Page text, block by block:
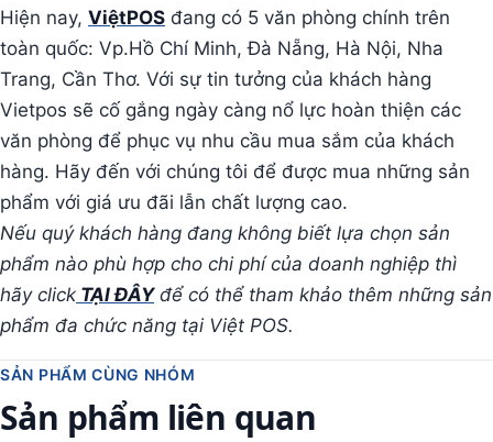
Hiện nay, ViệtPOS đang có 5 văn phòng chính trên
toàn quốc: Vp.Hồ Chí Minh, Đà Nẵng, Hà Nội, Nha
Trang, Cần Thơ. Với sự tin tưởng của khách hàng
Vietpos sẽ cố gắng ngày càng nổ lực hoàn thiện các
văn phòng để phục vụ nhu cầu mua sắm của khách
hàng. Hãy đến với chúng tôi để được mua những sản
phẩm với giá ưu đãi lẫn chất lượng cao.
Nếu quý khách hàng đang không biết lựa chọn sản
phẩm nào phù hợp cho chi phí của doanh nghiệp thì
hãy click TẠI ĐÂYđể có thể tham khảo thêm những sản
phẩm đa chức năng tại Việt POS.
SẢN PHẨM CÙNG NHÓM
Sản phẩm liên quan